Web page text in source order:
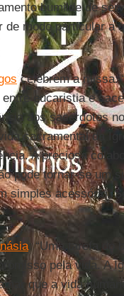
humilde de
de modo particular a
celebrem a missa:
eucaristia e
aos sacerdotes
sacramental da
A preciosa
pode tornar-se um
simples acessório.
: “Uma tarefa do
pela vida. A
que a vida